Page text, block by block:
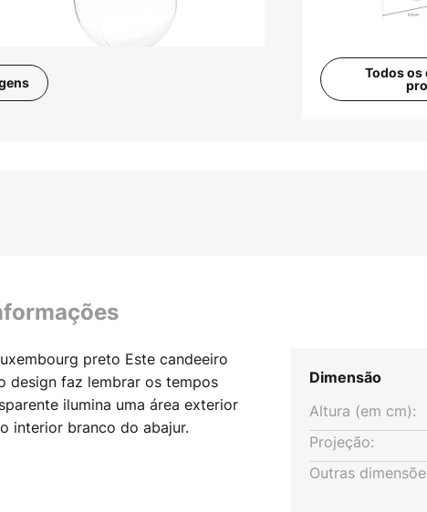
Todos os
preto Este candeeiro
design faz lembrar os tempos
ilumina uma área exterior
interior branco do abajur.
Dimensão
Altura (em cm):
Projeção:
Outras